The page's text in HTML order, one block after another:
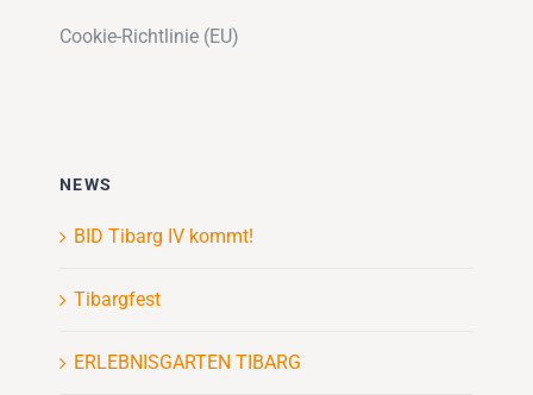
Cookie-Richtlinie (EU)
NEWS
BID Tibarg IV kommt!
Tibargfest
ERLEBNISGARTEN TIBARG